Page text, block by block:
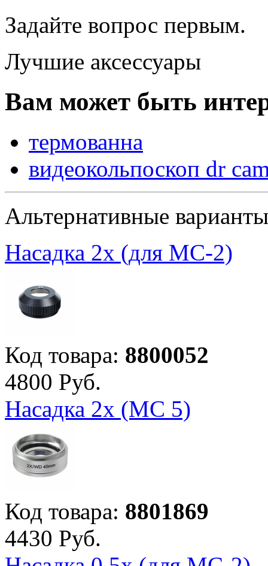
Задайте вопрос первым.
Лучшие аксессуары
Вам может быть
термованна
видеокольпоскоп dr
Альтернативные варианты
Насадка 2х (для МС-2)
Код товара: 8800052
4800 Руб.
Насадка 2х (МС 5)
Код товара: 8801869
4430 Руб.